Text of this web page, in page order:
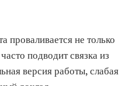
проваливается не только
подводит связка из
версия работы, слабая